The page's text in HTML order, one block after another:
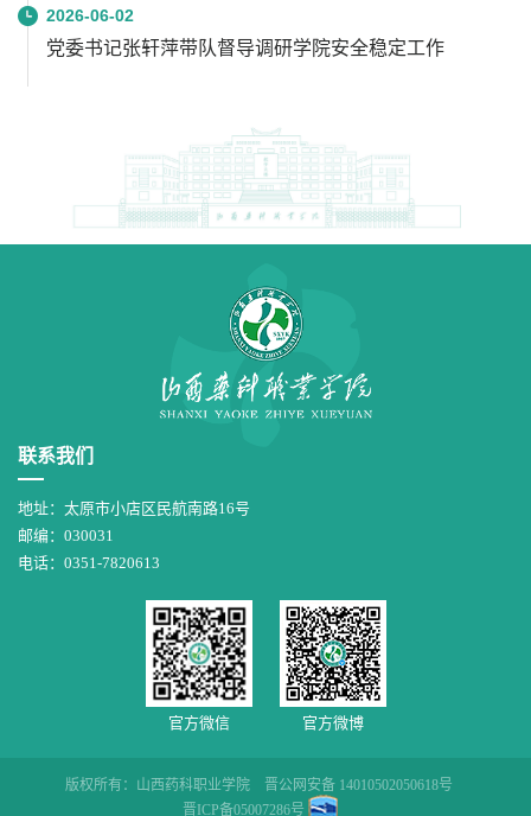
2026-06-02
党委书记张轩萍带队督导调研学院安全稳定工作
联系我们
地址：太原市小店区民航南路16号
邮编：030031
电话：0351-7820613
官方微信 官方微博
版权所有：山西药科职业学院 晋公网安备 14010502050618号
晋ICP备05007286号